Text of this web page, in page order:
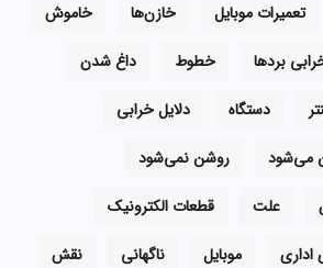
تعمیرات موبایل خازن‌ها
خاموش
بردها خطوط
داغ شدن
دستگاه
دلایل خرابی
می‌شود
روشن نمی‌شود
علت
قطعات الکترونیک
اداری موبایل ناگهانی
نقش